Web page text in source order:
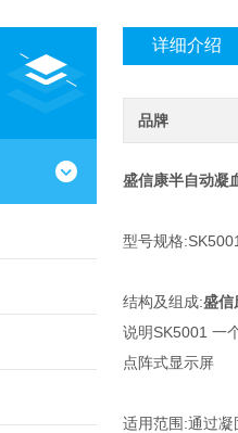
详细介绍
品牌
盛信康半自动凝
型号规格
结构及组成:盛信
说明SK5001 一
点阵式显示屏
适用范围:通过凝